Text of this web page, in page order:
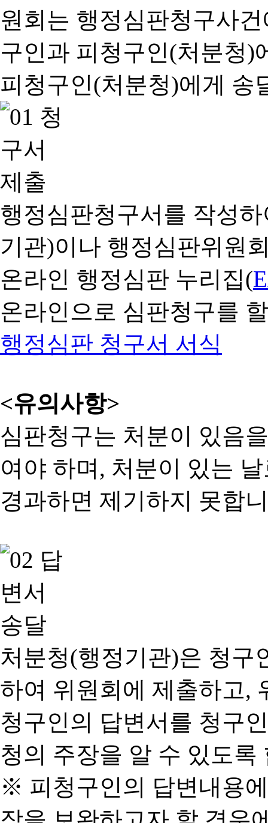
행정심판청구서를 작성
기관)이나 행정심판위원
온라인 행정심판 누리집(
온라인으로 심판청구를
행정심판 청구서 서식
<유의사항>
심판청구는 처분이 있음
여야 하며, 처분이 있는
경과하면 제기하지 못합
처분청(행정기관)은 청구
하여 위원회에 제출하고,
청구인의 답변서를 청구
청의 주장을 알 수 있도록
※ 피청구인의 답변내용